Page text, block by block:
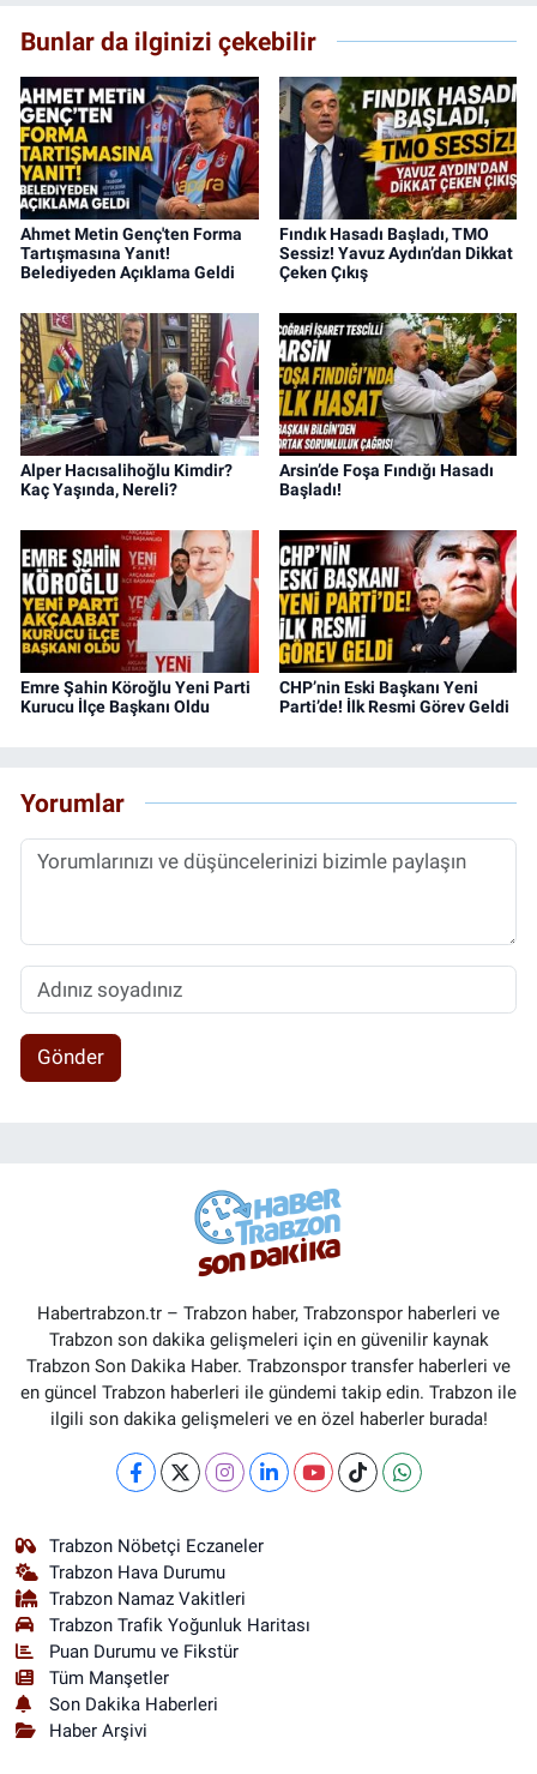
Bunlar da ilginizi çekebilir
Ahmet Metin Genç'ten Forma
Tartışmasına Yanıt!
Belediyeden Açıklama Geldi
Fındık Hasadı Başladı, TMO
Sessiz! Yavuz Aydın’dan Dikkat
Çeken Çıkış
Alper Hacısalihoğlu Kimdir?
Kaç Yaşında, Nereli?
Arsin’de Foşa Fındığı Hasadı
Başladı!
Emre Şahin Köroğlu Yeni Parti
Kurucu İlçe Başkanı Oldu
CHP’nin Eski Başkanı Yeni
Parti’de! İlk Resmi Görev Geldi
Yorumlar
Gönder
Habertrabzon.tr – Trabzon haber, Trabzonspor haberleri ve
Trabzon son dakika gelişmeleri için en güvenilir kaynak
Trabzon Son Dakika Haber. Trabzonspor transfer haberleri ve
en güncel Trabzon haberleri ile gündemi takip edin. Trabzon ile
ilgili son dakika gelişmeleri ve en özel haberler burada!
Trabzon Nöbetçi Eczaneler
Trabzon Hava Durumu
Trabzon Namaz Vakitleri
Trabzon Trafik Yoğunluk Haritası
Puan Durumu ve Fikstür
Tüm Manşetler
Son Dakika Haberleri
Haber Arşivi